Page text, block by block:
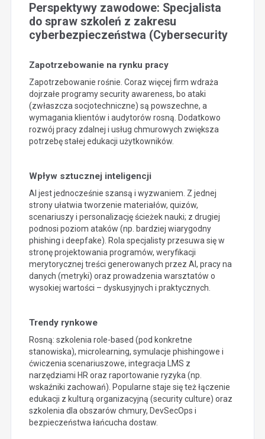
Perspektywy zawodowe: Specjalista
do spraw szkoleń z zakresu
cyberbezpieczeństwa (Cybersecurity
Zapotrzebowanie na rynku pracy
Zapotrzebowanie rośnie. Coraz więcej firm wdraża
dojrzałe programy security awareness, bo ataki
(zwłaszcza socjotechniczne) są powszechne, a
wymagania klientów i audytorów rosną. Dodatkowo
rozwój pracy zdalnej i usług chmurowych zwiększa
potrzebę stałej edukacji użytkowników.
Wpływ sztucznej inteligencji
AI jest jednocześnie szansą i wyzwaniem. Z jednej
strony ułatwia tworzenie materiałów, quizów,
scenariuszy i personalizację ścieżek nauki; z drugiej
podnosi poziom ataków (np. bardziej wiarygodny
phishing i deepfake). Rola specjalisty przesuwa się w
stronę projektowania programów, weryfikacji
merytorycznej treści generowanych przez AI, pracy na
danych (metryki) oraz prowadzenia warsztatów o
wysokiej wartości – dyskusyjnych i praktycznych.
Trendy rynkowe
Rosną: szkolenia role-based (pod konkretne
stanowiska), microlearning, symulacje phishingowe i
ćwiczenia scenariuszowe, integracja LMS z
narzędziami HR oraz raportowanie ryzyka (np.
wskaźniki zachowań). Popularne staje się też łączenie
edukacji z kulturą organizacyjną (security culture) oraz
szkolenia dla obszarów chmury, DevSecOps i
bezpieczeństwa łańcucha dostaw.